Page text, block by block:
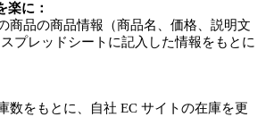
楽に：
商品の商品情報（商品名、価格、説明文
プレッドシートに記入した情報をもとに
数をもとに、自社 EC サイトの在庫を更